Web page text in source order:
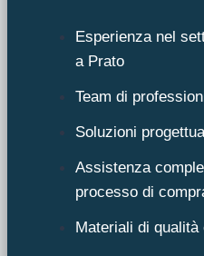
Esperienza nel
a Prato
Team di
Soluzioni
Assistenza
processo di
Materiali di